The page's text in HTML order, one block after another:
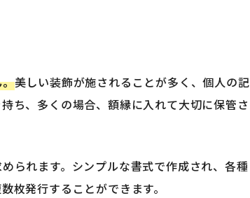
美しい装飾が施されることが多く、個人の記
ち、多くの場合、額縁に入れて大切に保管さ
られます。シンプルな書式で作成され、各種
枚発行することができます。